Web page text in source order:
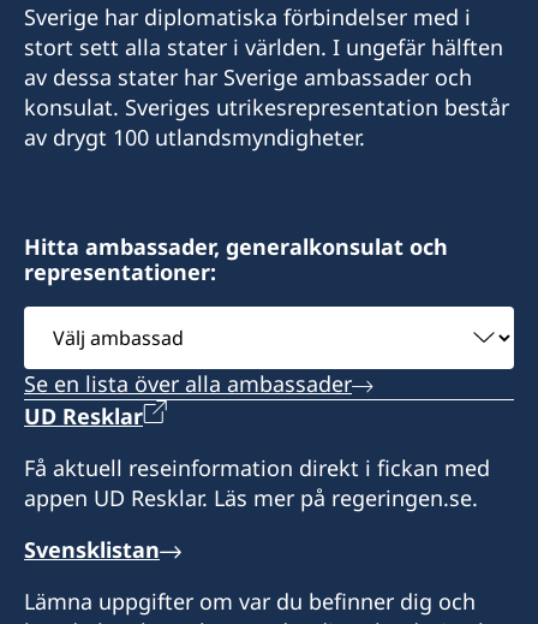
E-post:
honoraryconsulateswedenhcmc@gmail.com
Honorary Consulate General of Sweden
Besökstider (endast tidsbokning):
Måndag- fredag kl. 10:00-11:30
Tisdag - torsdag kl. 13:30-15:30
Telefontid:
Måndag, torsdag och fredag kl. 10:00-11:30
Måndag: 13:30-15:30
Konsulatet tar emot och hanterar konsulära
utlämnande av svenska pass och körkort för
Sverige har diplomatiska förbindelser med i
stort sett alla stater i världen. I ungefär hälften
av dessa stater har Sverige ambassader och
konsulat. Sveriges utrikesrepresentation består
av drygt 100 utlandsmyndigheter.
Hitta ambassader, generalkonsulat och
representationer:
Välj
ambassad
Se en lista över alla ambassader
UD Resklar
Få aktuell reseinformation direkt i fickan med
appen UD Resklar. Läs mer på regeringen.se.
Svensklistan
Lämna uppgifter om var du befinner dig och